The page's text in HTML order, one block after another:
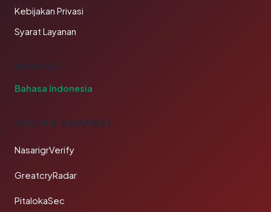
Kebijakan Privasi
Syarat Layanan
BAHASA
Bahasa Indonesia
TAUTAN SAHABAT
NasarigrVerify
GreatcryRadar
PitalokaSec